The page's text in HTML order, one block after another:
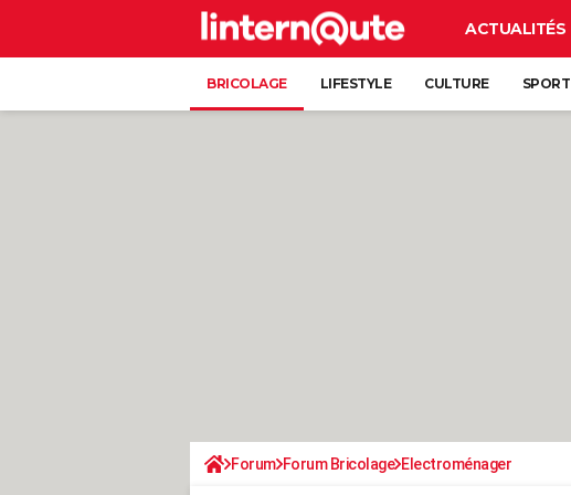
ACTUALITÉS
BRICOLAGE LIFESTYLE CULTURE SPORT
Forum Forum Bricolage Electroménager